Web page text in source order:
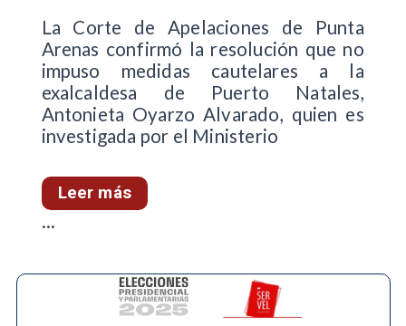
La Corte de Apelaciones de Punta
Arenas confirmó la resolución que no
impuso medidas cautelares a la
exalcaldesa de Puerto Natales,
Antonieta Oyarzo Alvarado, quien es
investigada por el Ministerio
Leer más
...